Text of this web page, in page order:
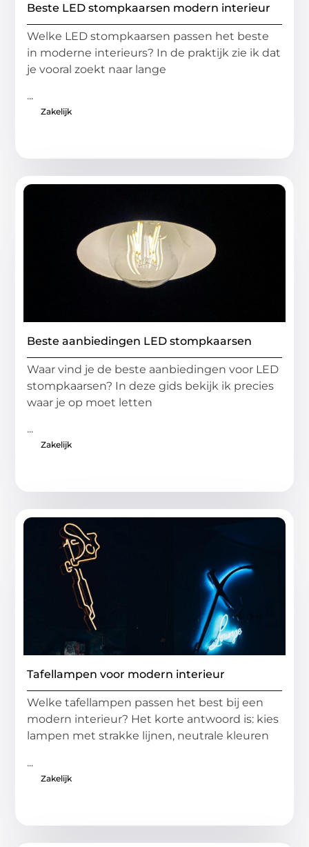
Beste LED stompkaarsen modern interieur
Welke LED stompkaarsen passen het beste
in moderne interieurs? In de praktijk zie ik dat
je vooral zoekt naar lange
...
Zakelijk
Beste aanbiedingen LED stompkaarsen
Waar vind je de beste aanbiedingen voor LED
stompkaarsen? In deze gids bekijk ik precies
waar je op moet letten
...
Zakelijk
Tafellampen voor modern interieur
Welke tafellampen passen het best bij een
modern interieur? Het korte antwoord is: kies
lampen met strakke lijnen, neutrale kleuren
...
Zakelijk